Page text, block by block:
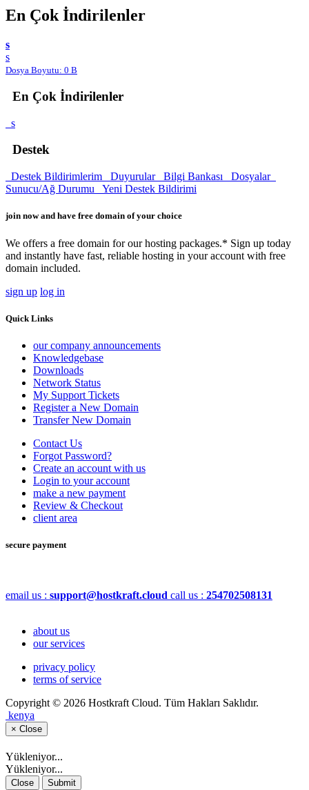
En Çok İndirilenler
s
s
Dosya Boyutu: 0 B
En Çok İndirilenler
s
Destek
Destek Bildirimlerim Duyurular Bilgi Bankası
Dosyalar
Sunucu/Ağ Durumu
Yeni Destek Bildirimi
join now and have free domain of your choice
We offers a free domain for our hosting packages.* Sign up today
and instantly have fast, reliable hosting in your account with free
domain included.
sign up log in
Quick Links
our company announcements
Knowledgebase
Downloads
Network Status
My Support Tickets
Register a New Domain
Transfer New Domain
Contact Us
Forgot Password?
Create an account with us
Login to your account
make a new payment
Review & Checkout
client area
secure payment
email us : support@hostkraft.cloud call us : 254702508131
about us
our services
privacy policy
terms of service
Copyright © 2026 Hostkraft Cloud. Tüm Hakları Saklıdır.
kenya
× Close
Yükleniyor...
Yükleniyor...
Close Submit